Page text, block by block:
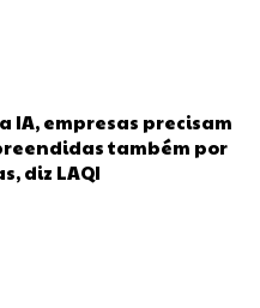
IA, empresas precisam
também por
diz LAQI